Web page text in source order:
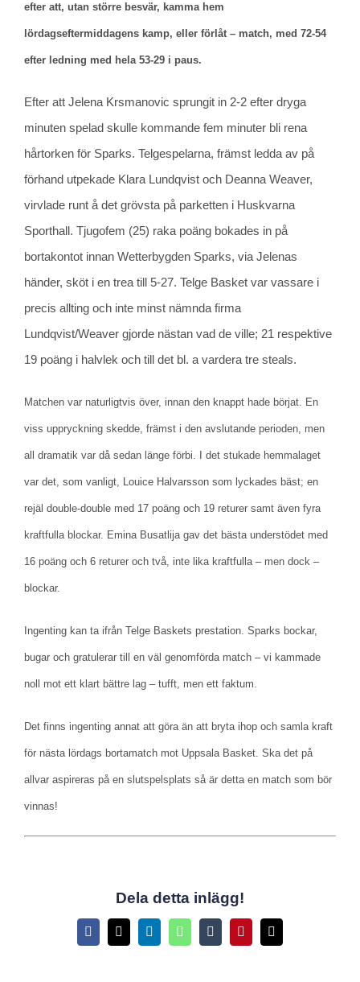
efter att, utan större besvär, kamma hem
lördagseftermiddagens kamp, eller förlåt – match, med 72-54
efter ledning med hela 53-29 i paus.
Efter att Jelena Krsmanovic sprungit in 2-2 efter dryga
minuten spelad skulle kommande fem minuter bli rena
hårtorken för Sparks. Telgespelarna, främst ledda av på
förhand utpekade Klara Lundqvist och Deanna Weaver,
virvlade runt å det grövsta på parketten i Huskvarna
Sporthall. Tjugofem (25) raka poäng bokades in på
bortakontot innan Wetterbygden Sparks, via Jelenas
händer, sköt i en trea till 5-27. Telge Basket var vassare i
precis allting och inte minst nämnda firma
Lundqvist/Weaver gjorde nästan vad de ville; 21 respektive
19 poäng i halvlek och till det bl. a vardera tre steals.
Matchen var naturligtvis över, innan den knappt hade börjat. En
viss uppryckning skedde, främst i den avslutande perioden, men
all dramatik var då sedan länge förbi. I det stukade hemmalaget
var det, som vanligt, Louice Halvarsson som lyckades bäst; en
rejäl double-double med 17 poäng och 19 returer samt även fyra
kraftfulla blockar. Emina Busatlija gav det bästa understödet med
16 poäng och 6 returer och två, inte lika kraftfulla – men dock –
blockar.
Ingenting kan ta ifrån Telge Baskets prestation. Sparks bockar,
bugar och gratulerar till en väl genomförda match – vi kammade
noll mot ett klart bättre lag – tufft, men ett faktum.
Det finns ingenting annat att göra än att bryta ihop och samla kraft
för nästa lördags bortamatch mot Uppsala Basket. Ska det på
allvar aspireras på en slutspelsplats så är detta en match som bör
vinnas!
Dela detta inlägg!
Facebook
X LinkedInWhatsAppTumblrPinterest
E-
post